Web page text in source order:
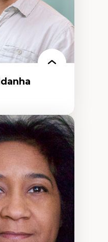
2SLGBTQ+
et approches
anti-oppressive
critique
famille
communautaire,
avec, pour et avec
de la personne
collectif
en
des
économie solidaire
critiques
culturel